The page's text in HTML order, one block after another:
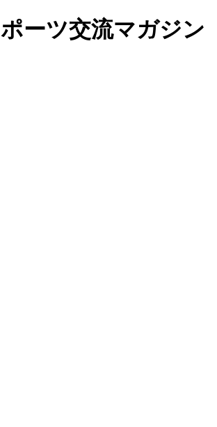
ーツ交流マガジン